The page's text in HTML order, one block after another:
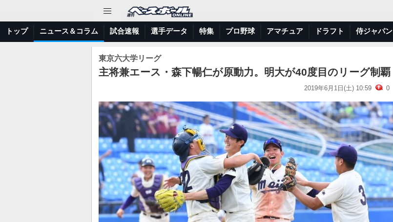
トップ ニュース＆コラム 試合速報 選手データ 特集 プロ野球 アマチュア ドラフト 侍ジャパン
東京六大学リーグ
主将兼エース・森下暢仁が原動力。明大が40度目のリーグ制覇
2019年6月1日(土) 10:59 0